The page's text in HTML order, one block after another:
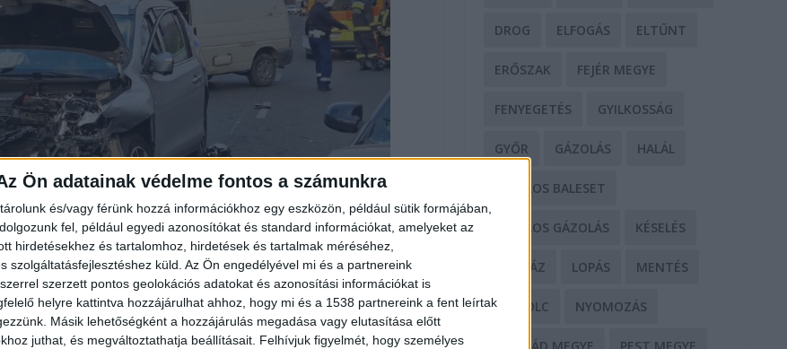
Ön adatainak védelme fontos a számunkra
és/vagy férünk hozzá információkhoz egy eszközön, például sütik formájában,
fel, például egyedi azonosítókat és standard információkat, amelyeket az
hirdetésekhez és tartalomhoz, hirdetések és tartalmak méréséhez,
szolgáltatásfejlesztéshez küld. Az Ön engedélyével mi és a partnereink
szerzett pontos geolokációs adatokat és azonosítási információkat is
helyre kattintva hozzájárulhat ahhoz, hogy mi és a 1538 partnereink a fent leírtak
Másik lehetőségként a hozzájárulás megadása vagy elutasítása előtt
juthat, és megváltoztathatja beállításait. Felhívjuk figyelmét, hogy személyes
DROG ELFOGÁS ELTŰNT
ERŐSZAK FEJÉR MEGYE
FENYEGETÉS GYILKOSSÁG
GYŐR GÁZOLÁS HALÁL
HALÁLOS BALESET
HALÁLOS GÁZOLÁS KÉSELÉS
KÓRHÁZ LOPÁS MENTÉS
MISKOLC NYOMOZÁS